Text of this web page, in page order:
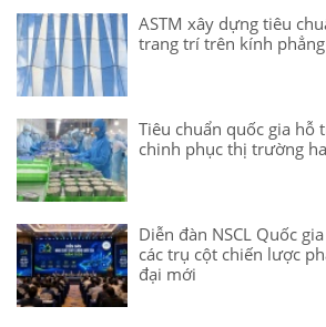
ASTM xây dựng tiêu
trang trí trên kính phẳng
Tiêu chuẩn quốc gia hỗ
chinh phục thị trường
Diễn đàn NSCL Quốc
các trụ cột chiến lược
đại mới